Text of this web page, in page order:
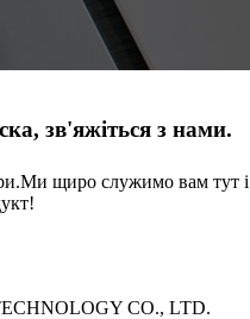
зв'яжіться з нами.
щиро служимо вам тут і
CO., LTD.